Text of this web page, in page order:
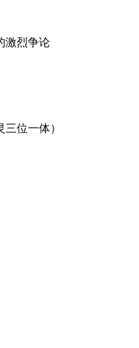
激烈争论
位一体）